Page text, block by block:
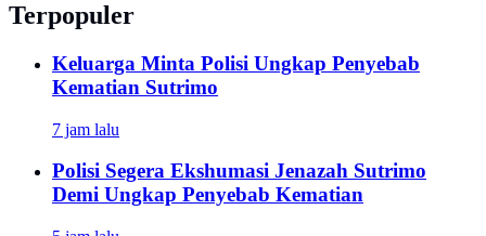
Terpopuler
Keluarga Minta Polisi Ungkap Penyebab
Kematian Sutrimo
7 jam lalu
Polisi Segera Ekshumasi Jenazah Sutrimo
Demi Ungkap Penyebab Kematian